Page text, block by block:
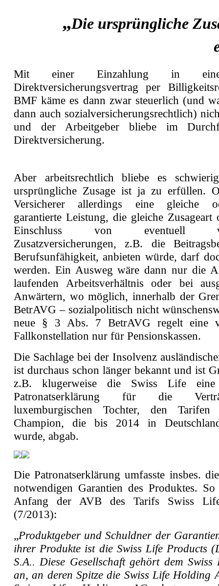
„Die ursprüngliche
Mit einer Einzahlung in
Direktversicherungsvertrag per
BMF käme es dann zwar steuerlich (und
dann auch sozialversicherungsrechtlich)
und der Arbeitgeber bliebe im
Direktversicherung.
Aber arbeitsrechtlich bliebe es
ursprüngliche Zusage ist ja zu erfüllen.
Versicherer allerdings eine gleiche
garantierte Leistung, die gleiche Zusageart
Einschluss von eventuell
Zusatzversicherungen, z.B. die
Berufsunfähigkeit, anbieten würde, darf
werden. Ein Ausweg wäre dann nur die
laufenden Arbeitsverhältnis oder bei
Anwärtern, wo möglich, innerhalb der
BetrAVG – sozialpolitisch nicht
neue § 3 Abs. 7 BetrAVG regelt eine
Fallkonstellation nur für Pensionskassen.
Die Sachlage bei der Insolvenz
ist durchaus schon länger bekannt und ist
z.B. klugerweise die Swiss Life eine
Patronatserklärung für die
luxemburgischen Tochter, den
Champion, die bis 2014 in
wurde, abgab.
Die Patronatserklärung umfasste insbes.
notwendigen Garantien des Produktes.
Anfang der AVB des Tarifs Swiss
(7/2013):
„Produktgeber und Schuldner der
ihrer Produkte ist die Swiss Life Products
S.A.. Diese Gesellschaft gehört dem Swiss
an, an deren Spitze die Swiss Life Holding